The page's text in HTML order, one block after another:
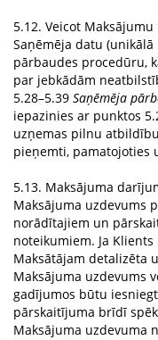
5.12. Veicot
Saņēmēja datu
pārbaudes procedūru,
par jebkādām
5.28–5.39 Saņēmēja
iepazinies ar punktos
uzņemas pilnu
pieņemti, pamatojoties
5.13. Maksājuma
Maksājuma uzdevums
norādītajiem un
noteikumiem. Ja
Maksātājam detalizēta
Maksājuma uzdevums
gadījumos būtu
pārskaitījuma brīdī
Maksājuma uzdevuma